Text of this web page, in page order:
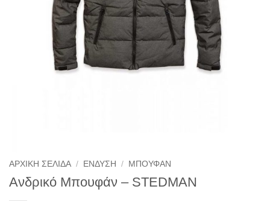
ΑΡΧΙΚΉ ΣΕΛΊΔΑ / ΕΝΔΥΣΗ / ΜΠΟΥΦΑΝ
Ανδρικό Μπουφάν – STEDMAN